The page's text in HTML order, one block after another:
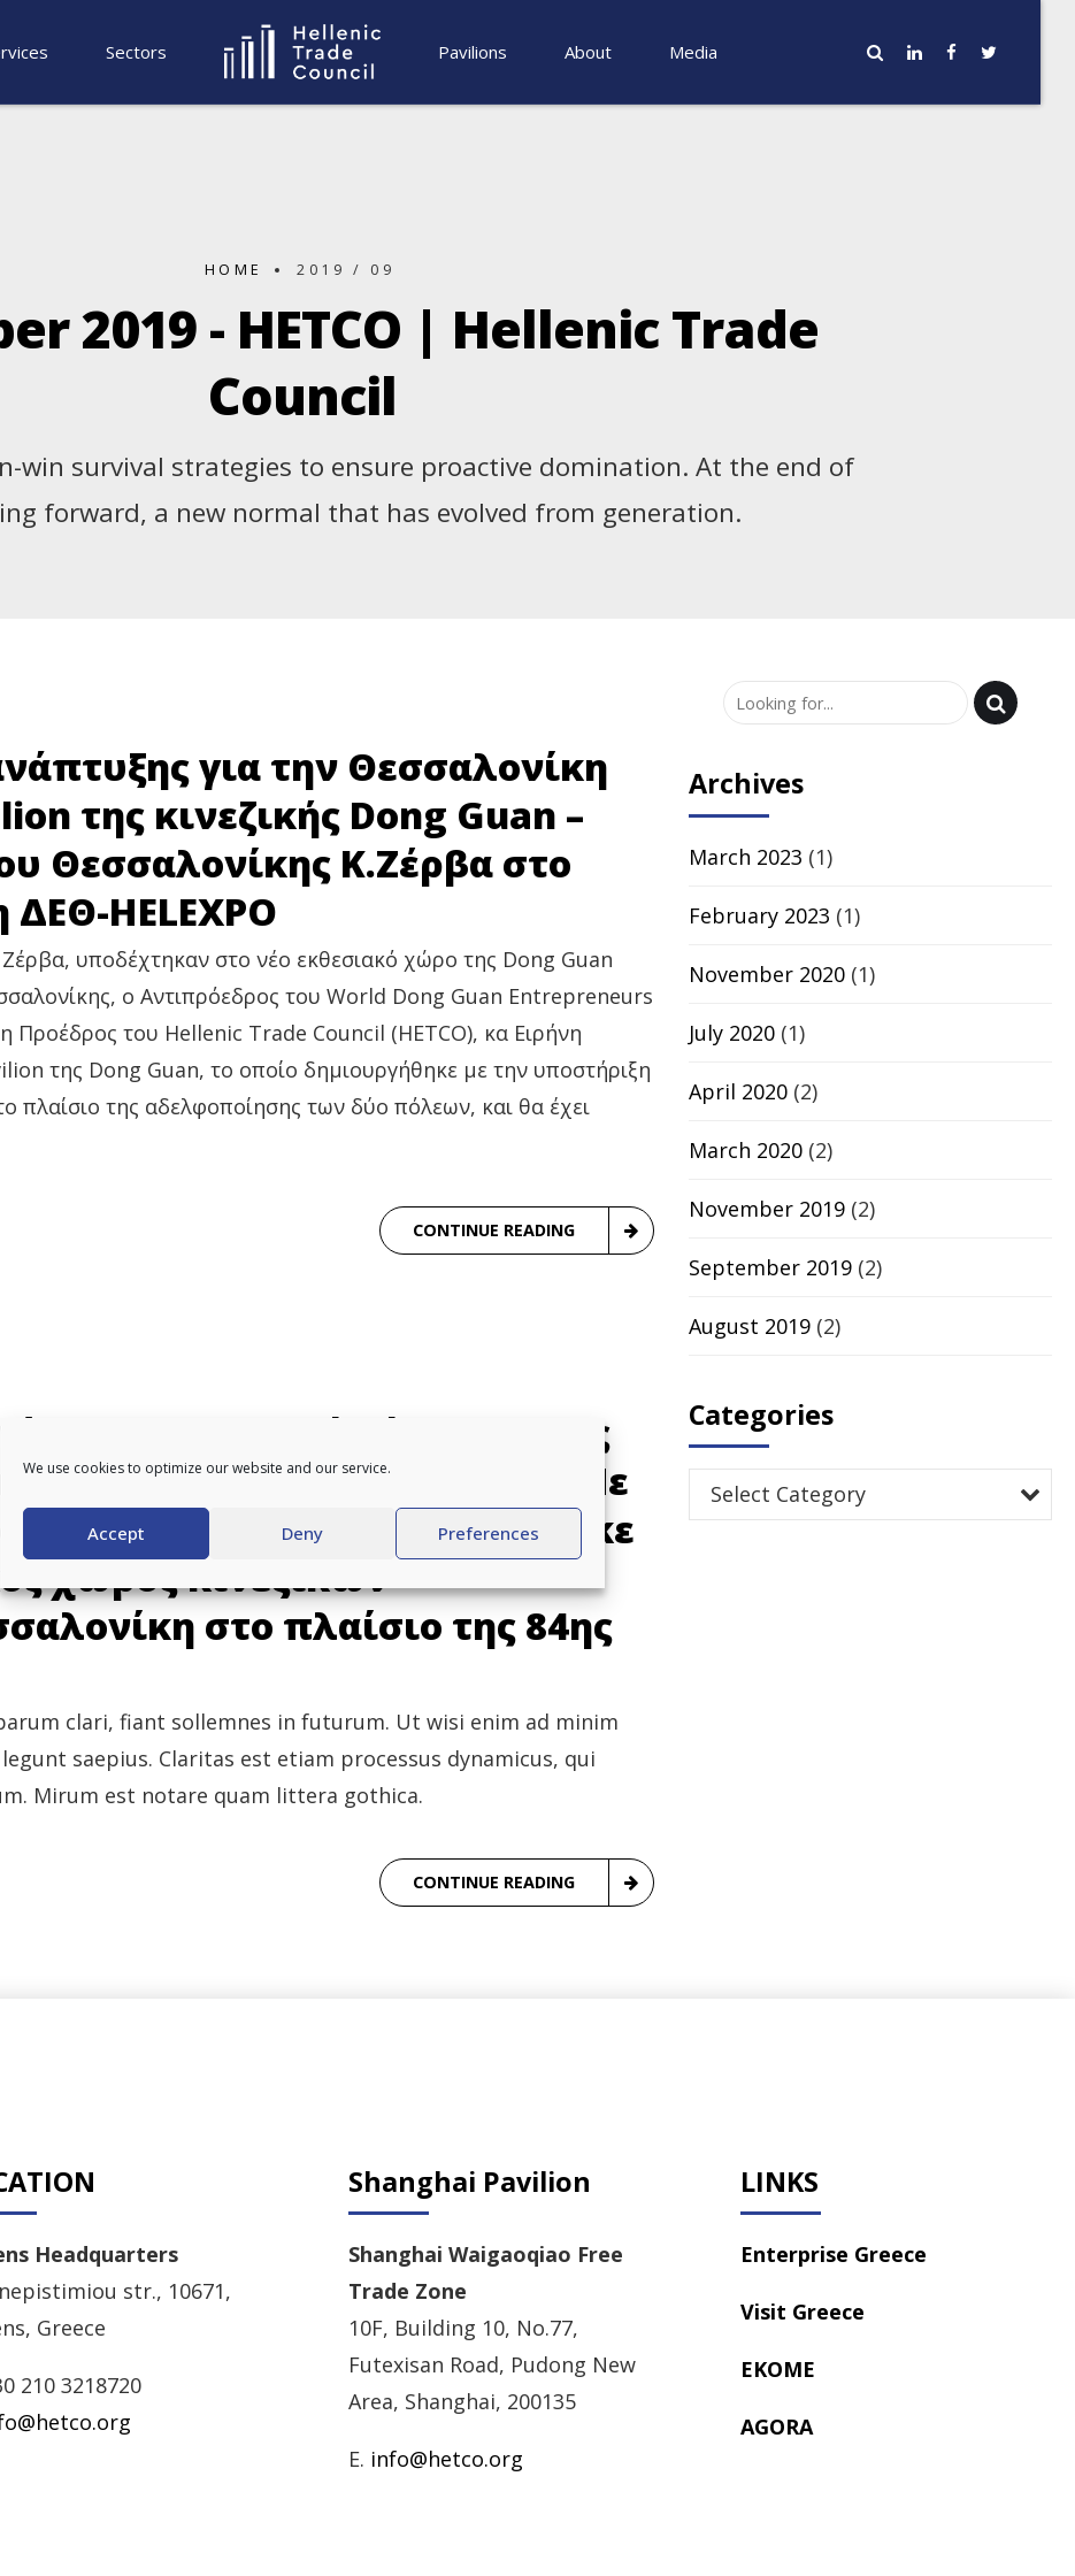
We use cookies to optimize our website and our service.
Accept Deny Preferences
Sectors Pavilions About Media
HOME 2019 / 09
2019 - HETCO | Hellenic Trade
Council
win survival strategies to ensure proactive domination. At the end of
forward, a new normal that has evolved from generation.
για την Θεσσαλονίκη
της κινεζικής Dong Guan –
Θεσσαλονίκης Κ.Ζέρβα στο
HELEXPO
υποδέχτηκαν στο νέο εκθεσιακό χώρο της Dong Guan
ο Αντιπρόεδρος του World Dong Guan Entrepreneurs
Προέδρος του Hellenic Trade Council (HETCO), κα Ειρήνη
της Dong Guan, το οποίο δημιουργήθηκε με την υποστήριξη
πλαίσιο της αδελφοποίησης των δύο πόλεων, και θα έχει
CONTINUE READING
σε κεντρικό κόμβο για τις
Νοτιοανατολική Ευρώπη – Με
Trade Council εγκαινιάστηκε
χώρος κινεζικών
στο πλαίσιο της 84ης
clari, fiant sollemnes in futurum. Ut wisi enim ad minim
saepius. Claritas est etiam processus dynamicus, qui
Mirum est notare quam littera gothica.
CONTINUE READING
Archives
March 2023 (1)
February 2023 (1)
November 2020 (1)
July 2020 (1)
April 2020 (2)
March 2020 (2)
November 2019 (2)
September 2019 (2)
August 2019 (2)
Categories
Select Category
Headquarters
str., 10671,
Greece
210 3218720
Shanghai Pavilion
Shanghai Waigaoqiao Free
Trade Zone
10F, Building 10, No.77,
Futexisan Road, Pudong New
Area, Shanghai, 200135
E. info@hetco.org
LINKS
Enterprise Greece
Visit Greece
EKOME
AGORA